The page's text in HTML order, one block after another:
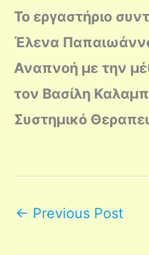
Το εργαστήριο
Έλενα
Αναπνοή με την
τον Βασίλη
Συστημικό
← Previous Post